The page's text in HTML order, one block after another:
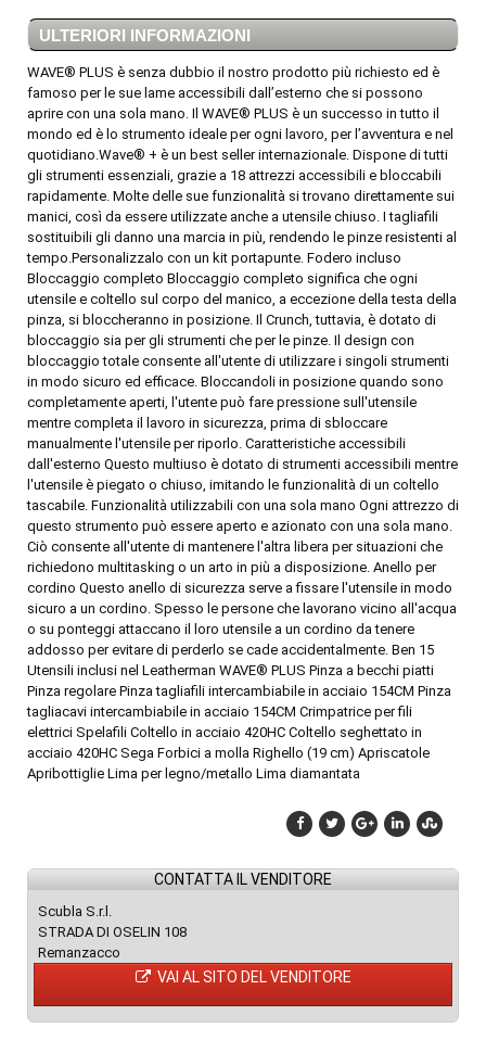
ULTERIORI INFORMAZIONI
WAVE® PLUS è senza dubbio il nostro prodotto più richiesto ed è
famoso per le sue lame accessibili dall’esterno che si possono
aprire con una sola mano. Il WAVE® PLUS è un successo in tutto il
mondo ed è lo strumento ideale per ogni lavoro, per l’avventura e nel
quotidiano.Wave® + è un best seller internazionale. Dispone di tutti
gli strumenti essenziali, grazie a 18 attrezzi accessibili e bloccabili
rapidamente. Molte delle sue funzionalità si trovano direttamente sui
manici, così da essere utilizzate anche a utensile chiuso. I tagliafili
sostituibili gli danno una marcia in più, rendendo le pinze resistenti al
tempo.Personalizzalo con un kit portapunte. Fodero incluso
Bloccaggio completo Bloccaggio completo significa che ogni
utensile e coltello sul corpo del manico, a eccezione della testa della
pinza, si bloccheranno in posizione. Il Crunch, tuttavia, è dotato di
bloccaggio sia per gli strumenti che per le pinze. Il design con
bloccaggio totale consente all'utente di utilizzare i singoli strumenti
in modo sicuro ed efficace. Bloccandoli in posizione quando sono
completamente aperti, l'utente può fare pressione sull'utensile
mentre completa il lavoro in sicurezza, prima di sbloccare
manualmente l'utensile per riporlo. Caratteristiche accessibili
dall'esterno Questo multiuso è dotato di strumenti accessibili mentre
l'utensile è piegato o chiuso, imitando le funzionalità di un coltello
tascabile. Funzionalità utilizzabili con una sola mano Ogni attrezzo di
questo strumento può essere aperto e azionato con una sola mano.
Ciò consente all'utente di mantenere l'altra libera per situazioni che
richiedono multitasking o un arto in più a disposizione. Anello per
cordino Questo anello di sicurezza serve a fissare l'utensile in modo
sicuro a un cordino. Spesso le persone che lavorano vicino all'acqua
o su ponteggi attaccano il loro utensile a un cordino da tenere
addosso per evitare di perderlo se cade accidentalmente. Ben 15
Utensili inclusi nel Leatherman WAVE® PLUS Pinza a becchi piatti
Pinza regolare Pinza tagliafili intercambiabile in acciaio 154CM Pinza
tagliacavi intercambiabile in acciaio 154CM Crimpatrice per fili
elettrici Spelafili Coltello in acciaio 420HC Coltello seghettato in
acciaio 420HC Sega Forbici a molla Righello (19 cm) Apriscatole
Apribottiglie Lima per legno/metallo Lima diamantata
CONTATTA IL VENDITORE
Scubla S.r.l.
STRADA DI OSELIN 108
Remanzacco
VAI AL SITO DEL VENDITORE